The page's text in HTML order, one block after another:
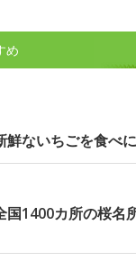
め
ないちごを食べ
国1400カ所の桜名